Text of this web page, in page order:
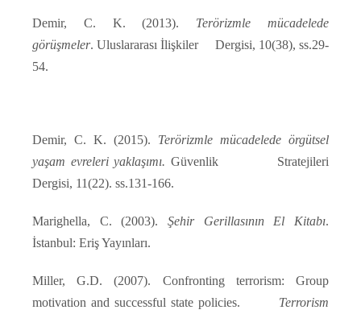
Demir, C. K. (2013). Terörizmle mücadelede
görüşmeler. Uluslararası İlişkiler Dergisi, 10(38), ss.29-
54.
Demir, C. K. (2015). Terörizmle mücadelede örgütsel
yaşam evreleri yaklaşımı. Güvenlik Stratejileri
Dergisi, 11(22). ss.131-166.
Marighella, C. (2003). Şehir Gerillasının El Kitabı.
İstanbul: Eriş Yayınları.
Miller, G.D. (2007). Confronting terrorism: Group
motivation and successful state policies. Terrorism